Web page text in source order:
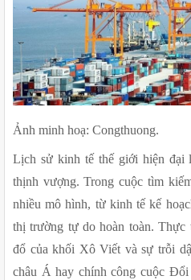
Ảnh minh hoạ: Congthuong.
Lịch sử kinh tế thế giới hiện đại
thịnh vượng. Trong cuộc tìm
nhiều mô hình, từ kinh tế kế
thị trường tự do hoàn toàn. Thực
đổ của khối Xô Viết và sự trỗi
châu Á hay chính công cuộc